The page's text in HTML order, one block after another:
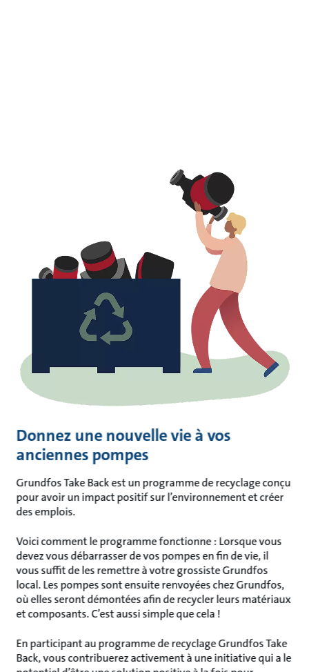
Donnez une nouvelle vie à vos
anciennes pompes
Grundfos Take Back est un programme de recyclage conçu
pour avoir un impact positif sur l’environnement et créer
des emplois.
Voici comment le programme fonctionne : Lorsque vous
devez vous débarrasser de vos pompes en fin de vie, il
vous suffit de les remettre à votre grossiste Grundfos
local. Les pompes sont ensuite renvoyées chez Grundfos,
où elles seront démontées afin de recycler leurs matériaux
et composants. C’est aussi simple que cela !
En participant au programme de recyclage Grundfos Take
Back, vous contribuerez activement à une initiative qui a le